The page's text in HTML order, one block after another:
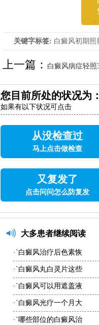
关键字标签: 白癜风初期照
上一篇： 白癜风病症轻照
照一次好
您目前所处的状况为：
如果有以下状况可点击
从没检查过
马上点击做检查
又复发了
点击问问怎么防复发
大多患者继续阅读
·`白癜风治疗后色素恢
·`白癜风丸白灵片这些
·`白癜风可以用遮盖液
·`白癜风光疗一个月大
·`哪些部位的白癜风治